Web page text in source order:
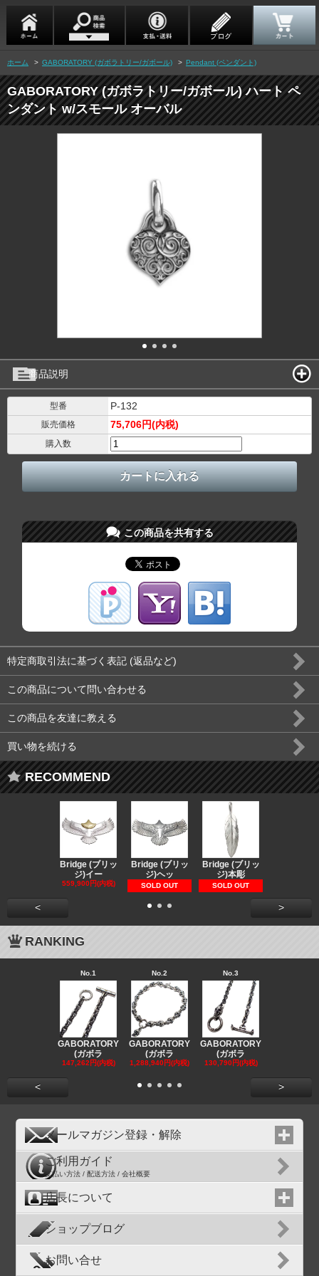
ホーム > GABORATORY (ガボラトリー/ガボール) > Pendant (ペンダント)
GABORATORY (ガボラトリー/ガボール) ハート ペ
ンダント w/スモール オーバル
商品説明
型番 P-132
販売価格 75,706円(内税)
購入数
この商品を共有する
特定商取引法に基づく表記 (返品など)
この商品について問い合わせる
この商品を友達に教える
買い物を続ける
RECOMMEND
Bridge (ブリッ
ジ)イー
559,900円(内税)
Bridge (ブリッ
ジ)ヘッ
SOLD OUT
Bridge (ブリッ
ジ)本彫
SOLD OUT
< >
RANKING
No.1
GABORATORY
(ガボラ
147,262円(内税)
No.2
GABORATORY
(ガボラ
1,288,940円(内税)
No.3
GABORATORY
(ガボラ
130,790円(内税)
< >
メールマガジン登録・解除
ご利用ガイド
支払い方法 / 配送方法 / 会社概要
店長について
ショップブログ
お問い合せ